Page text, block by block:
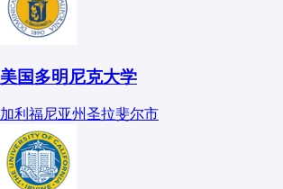
美国多明尼克大学
加利福尼亚州圣拉斐尔市